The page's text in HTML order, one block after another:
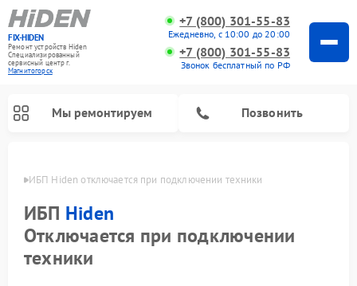
FIX-HIDEN
Ремонт устройств Hiden
Специализированный
cервисный центр г.
Магнитогорск
+7 (800) 301-55-83
Ежедневно, с 10:00 до 20:00
+7 (800) 301-55-83
Звонок бесплатный по РФ
Мы ремонтируем Позвонить
ИБП Hiden отключается при подключении техники
ИБП Hiden
Отключается при подключении
техники